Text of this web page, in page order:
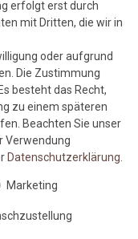
erfolgt erst durch
mit Dritten, die wir in
oder aufgrund
Die Zustimmung
besteht das Recht,
zu einem späteren
Beachten Sie unser
Verwendung
Daten­schutz­erklärung
Marketing